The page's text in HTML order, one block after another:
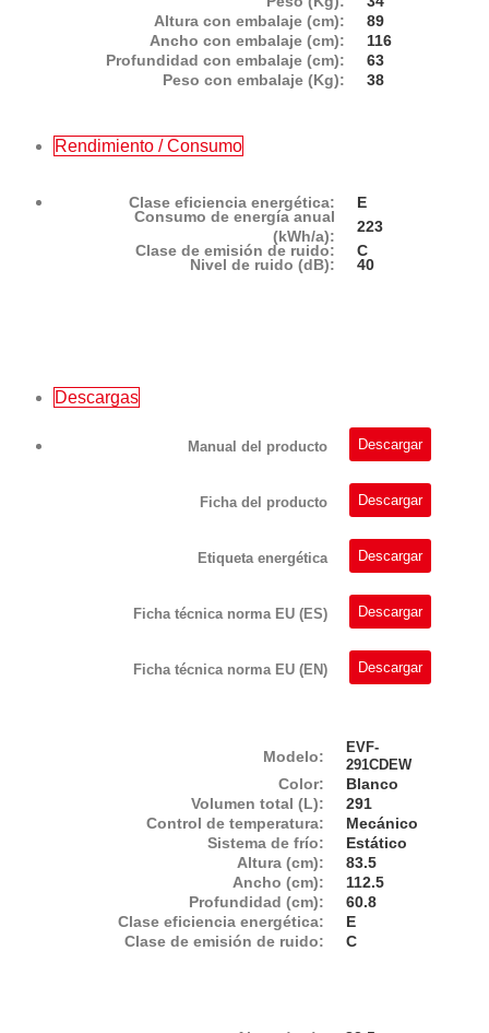
Altura con embalaje (cm):
89
Ancho con embalaje (cm):
116
Profundidad con embalaje (cm):
63
Peso con embalaje (Kg):
38
Rendimiento / Consumo
Clase eficiencia energética:
E
Consumo de energía anual
(kWh/a):
223
Clase de emisión de ruido:
C
Nivel de ruido (dB):
40
Descargas
Manual del producto Descargar
Ficha del producto Descargar
Etiqueta energética Descargar
Ficha técnica norma EU (ES) Descargar
Ficha técnica norma EU (EN) Descargar
Modelo:
EVF-
291CDEW
Color:
Blanco
Volumen total (L):
291
Control de temperatura:
Mecánico
Sistema de frío:
Estático
Altura (cm):
83.5
Ancho (cm):
112.5
Profundidad (cm):
60.8
Clase eficiencia energética:
E
Clase de emisión de ruido:
C